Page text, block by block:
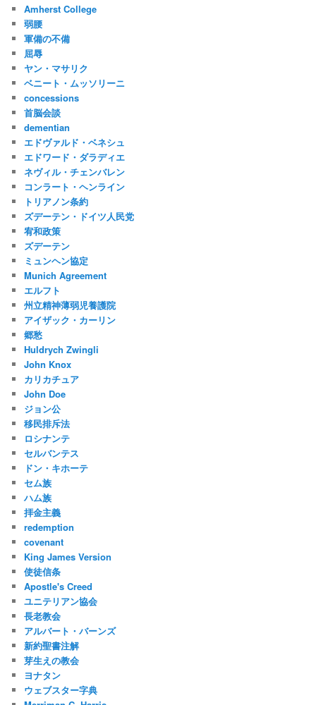
Amherst College
弱腰
軍備の不備
屈辱
ヤン・マサリク
ベニート・ムッソリーニ
concessions
首脳会談
dementian
エドヴァルド・ベネシュ
エドワード・ダラディエ
ネヴィル・チェンバレン
コンラート・ヘンライン
トリアノン条約
ズデーテン・ドイツ人民党
宥和政策
ズデーテン
ミュンヘン協定
Munich Agreement
エルフト
州立精神薄弱児養護院
アイザック・カーリン
郷愁
Huldrych Zwingli
John Knox
カリカチュア
John Doe
ジョン公
移民排斥法
ロシナンテ
セルバンテス
ドン・キホーテ
セム族
ハム族
拝金主義
redemption
covenant
King James Version
使徒信条
Apostle's Creed
ユニテリアン協会
長老教会
アルバート・バーンズ
新約聖書注解
芽生えの教会
ヨナタン
ウェブスター字典